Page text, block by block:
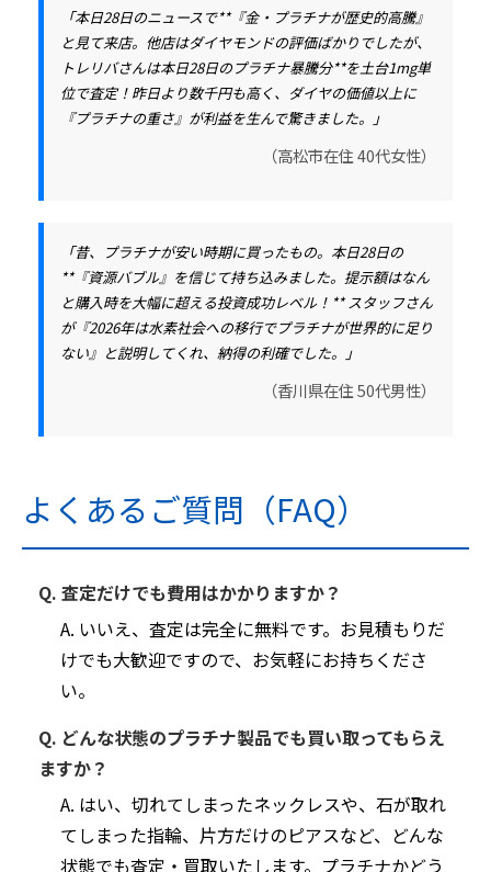
「本日28日のニュースで**『金・プラチナが歴史的高騰』
と見て来店。他店はダイヤモンドの評価ばかりでしたが、
トレリバさんは本日28日のプラチナ暴騰分**を土台1mg単
位で査定！昨日より数千円も高く、ダイヤの価値以上に
『プラチナの重さ』が利益を生んで驚きました。」
（高松市在住 40代女性）
「昔、プラチナが安い時期に買ったもの。本日28日の
**『資源バブル』 を信じて持ち込みました。提示額はなん
と購入時を大幅に超える投資成功レベル！** スタッフさん
が『2026年は水素社会への移行でプラチナが世界的に足り
ない』と説明してくれ、納得の利確でした。」
（香川県在住 50代男性）
よくあるご質問（FAQ）
Q. 査定だけでも費用はかかりますか？
A. いいえ、査定は完全に無料です。お見積もりだ
けでも大歓迎ですので、お気軽にお持ちくださ
い。
Q. どんな状態のプラチナ製品でも買い取ってもらえ
ますか？
A. はい、切れてしまったネックレスや、石が取れ
てしまった指輪、片方だけのピアスなど、どんな
状態でも査定・買取いたします。プラチナかどう